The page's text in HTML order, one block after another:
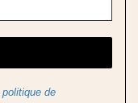
politique de